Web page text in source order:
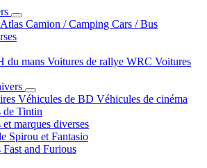
Camion / Camping Cars / Bus
du mans Voitures de rallye WRC Voitures
Véhicules de BD Véhicules de cinéma
de Tintin
marques diverses
Spirou et Fantasio
and Furious